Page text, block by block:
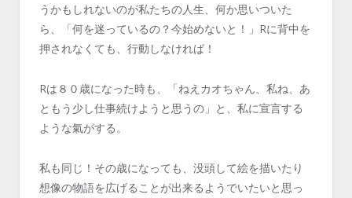
うかもしれないのが私たちの人生、何か思いついた
ら、「何を迷っているの？今始めないと！」Rに背中を
押されなくても、行動しなければ！
Rは８０歳になった時も、「ねえカオちゃん、私ね、あ
ともう少し仕事続けようと思うの」と、私に宣言する
ような氣がする。
私も同じ！その歳になっても、没頭して絵を描いたり
想像の物語を広げることが出来るようでいたいと思っ